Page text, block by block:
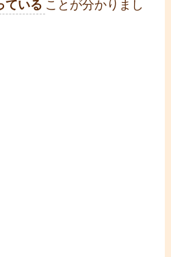
ている ことが分かりまし